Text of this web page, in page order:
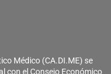
Médico (CA.DI.ME) se
con el Consejo Económico